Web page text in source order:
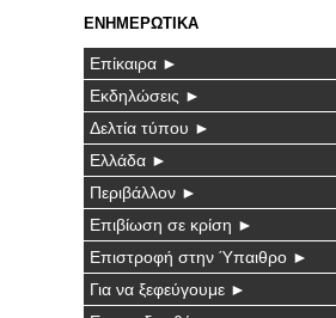
ΕΝΗΜΕΡΩΤΙΚΑ
Επίκαιρα ►
Εκδηλώσεις ►
Δελτία τύπου ►
Ελλάδα ►
Περιβάλλον ►
Επιβίωση σε κρίση ►
Επιστροφή στην Ύπαιθρο ►
Για να ξεφεύγουμε ►